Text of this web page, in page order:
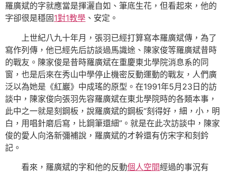
羅廣斌的字就應當是揮灑自如、筆底生花，但看起來，他的
字卻很是穩固1對1教學 、安定。
上世紀八九十年月，張羽已經打算寫本羅廣斌傳，為了
寫作列傳，他已經先后訪談過馬識途、陳家俊等羅廣斌昔時
的戰友。陳家俊是昔時羅廣斌在重慶東北學院消息系的同
窗，也是后來在秀山中學停止機密反動運動的戰友，人們廣
泛以為她是《紅巖》中成瑤的原型。在1991年5月23日的訪
談中，陳家俊向張羽先容羅廣斌在東北學院時的各類本事，
此中之一就是刻鋼板，說羅廣斌的鋼板“刻得好，細，小，明
白，用唱針磨后寫，比鋼筆還細”。就是在此次訪談中，陳家
俊的愛人向洛新彌補說，羅廣斌的才幹還有仿宋字和刻鈐
記。
看來，羅廣斌的字和他的反動個人空間經過的事況有